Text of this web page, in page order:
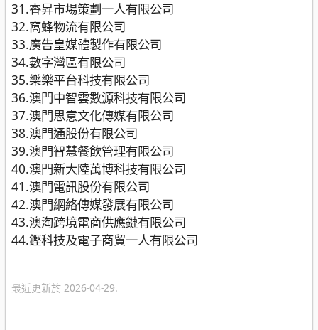
31.睿昇市場策劃一人有限公司
32.窩蜂物流有限公司
33.廣告皇媒體製作有限公司
34.數字灣區有限公司
35.樂樂平台科技有限公司
36.澳門中智雲數源科技有限公司
37.澳門思意文化傳媒有限公司
38.澳門通股份有限公司
39.澳門智慧餐飲管理有限公司
40.澳門新大陸萬博科技有限公司
41.澳門電訊股份有限公司
42.澳門網絡傳媒發展有限公司
43.澳淘跨境電商供應鏈有限公司
44.鏗科技及電子商貿一人有限公司
最近更新於 2026-04-29.